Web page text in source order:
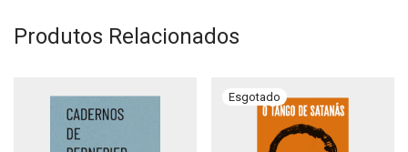
Produtos Relacionados